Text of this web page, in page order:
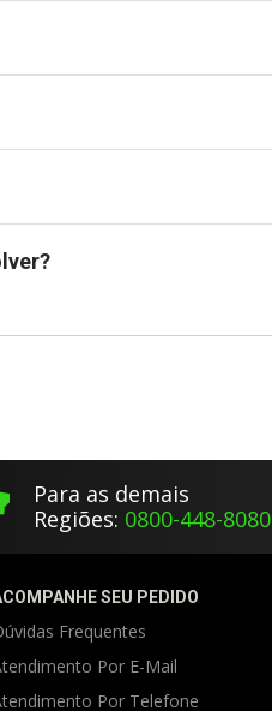
Para as demais
Regiões: 0800-448-8080
SEU PEDIDO
Frequentes
Por E-Mail
Por Telefone